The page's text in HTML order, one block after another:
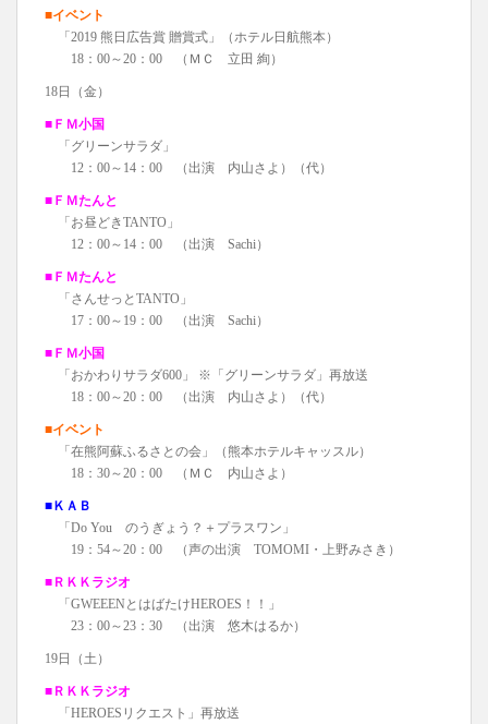
■イベント
「2019 熊日広告賞 贈賞式」（ホテル日航熊本）
18：00～20：00 （ＭＣ 立田 絢）
18日（金）
■ＦＭ小国
「グリーンサラダ」
12：00～14：00 （出演 内山さよ）（代）
■ＦＭたんと
「お昼どきTANTO」
12：00～14：00 （出演 Sachi）
■ＦＭたんと
「さんせっとTANTO」
17：00～19：00 （出演 Sachi）
■ＦＭ小国
「おかわりサラダ600」 ※「グリーンサラダ」再放送
18：00～20：00 （出演 内山さよ）（代）
■イベント
「在熊阿蘇ふるさとの会」（熊本ホテルキャッスル）
18：30～20：00 （ＭＣ 内山さよ）
■ＫＡＢ
「Do You のうぎょう？＋プラスワン」
19：54～20：00 （声の出演 TOMOMI・上野みさき）
■ＲＫＫラジオ
「GWEEENとはばたけHEROES！！」
23：00～23：30 （出演 悠木はるか）
19日（土）
■ＲＫＫラジオ
「HEROESリクエスト」再放送